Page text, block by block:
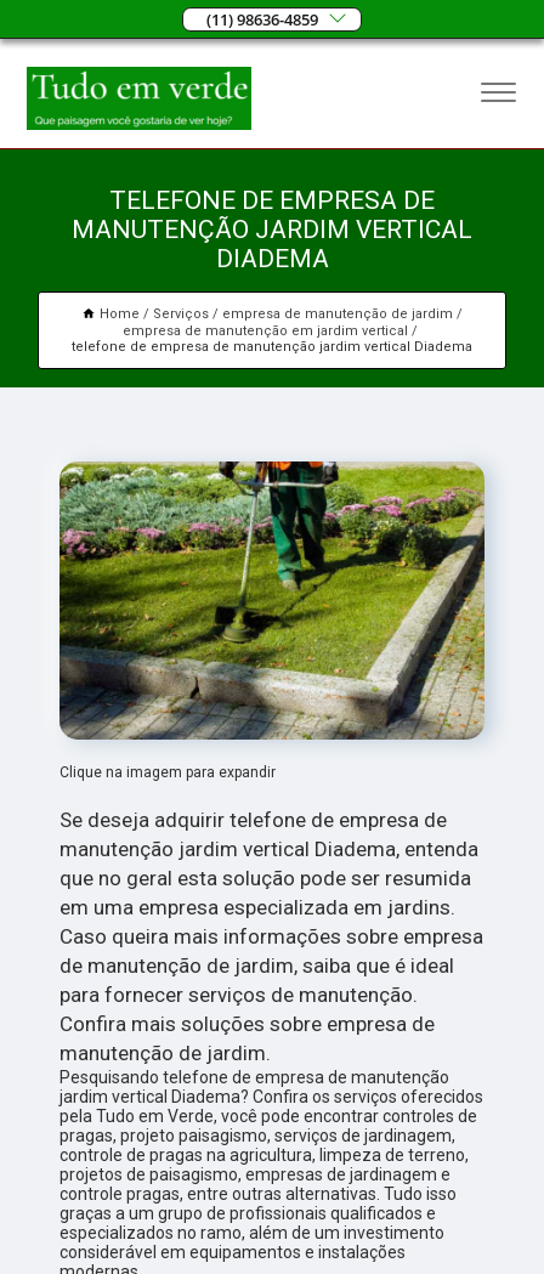
(11) 98636-4859
TELEFONE DE EMPRESA DE
MANUTENÇÃO JARDIM VERTICAL
DIADEMA
Home Serviços
empresa de manutenção de jardim
empresa de manutenção em jardim vertical
telefone de empresa de manutenção jardim vertical Diadema
Clique na imagem para expandir
Se deseja adquirir telefone de empresa de
manutenção jardim vertical Diadema, entenda
que no geral esta solução pode ser resumida
em uma empresa especializada em jardins.
Caso queira mais informações sobre empresa
de manutenção de jardim, saiba que é ideal
para fornecer serviços de manutenção.
Confira mais soluções sobre empresa de
manutenção de jardim.
Pesquisando telefone de empresa de manutenção
jardim vertical Diadema? Confira os serviços oferecidos
pela Tudo em Verde, você pode encontrar controles de
pragas, projeto paisagismo, serviços de jardinagem,
controle de pragas na agricultura, limpeza de terreno,
projetos de paisagismo, empresas de jardinagem e
controle pragas, entre outras alternativas. Tudo isso
graças a um grupo de profissionais qualificados e
especializados no ramo, além de um investimento
considerável em equipamentos e instalações